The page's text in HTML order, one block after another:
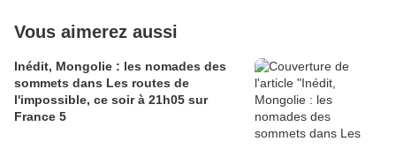
Vous aimerez aussi
Inédit, Mongolie : les nomades des
sommets dans Les routes de
l'impossible, ce soir à 21h05 sur
France 5